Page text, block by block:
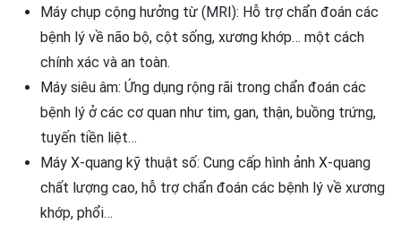
Máy chụp cộng hưởng từ (MRI): Hỗ trợ chẩn đoán các
bệnh lý về não bộ, cột sống, xương khớp… một cách
chính xác và an toàn.
Máy siêu âm: Ứng dụng rộng rãi trong chẩn đoán các
bệnh lý ở các cơ quan như tim, gan, thận, buồng trứng,
tuyến tiền liệt…
Máy X-quang kỹ thuật số: Cung cấp hình ảnh X-quang
chất lượng cao, hỗ trợ chẩn đoán các bệnh lý về xương
khớp, phổi…